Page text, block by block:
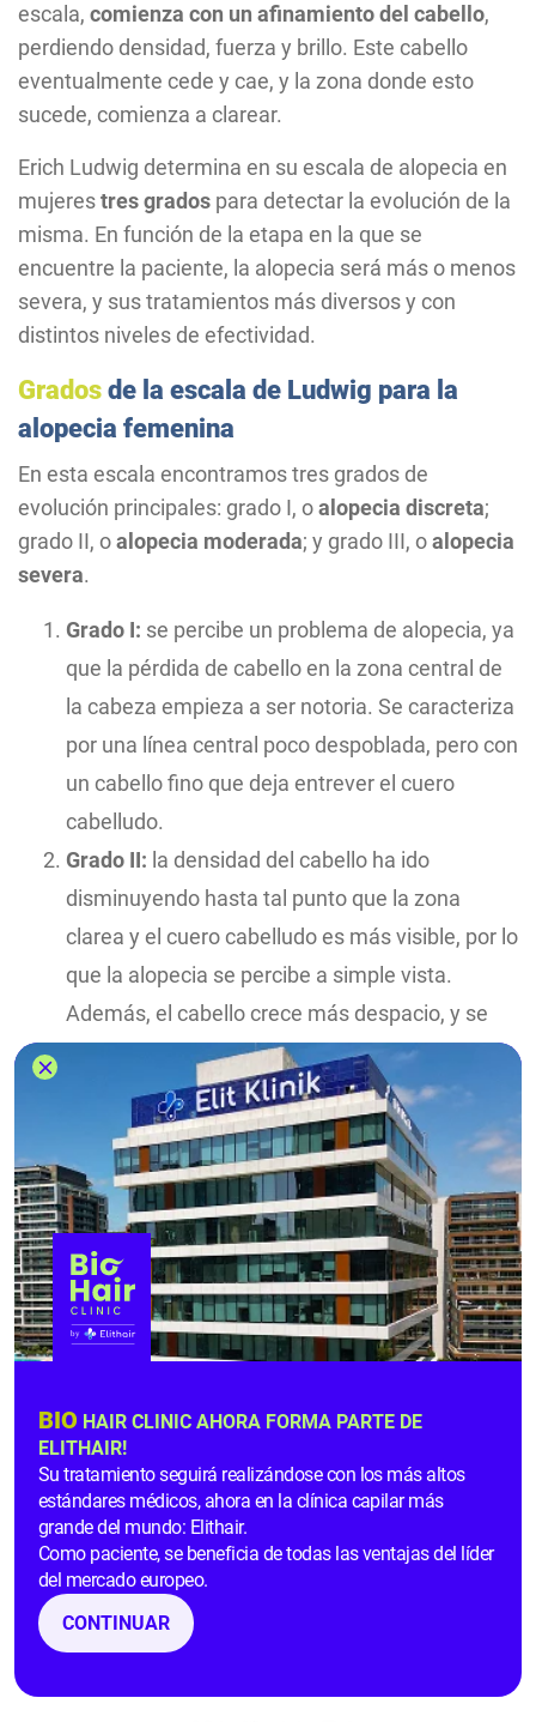
escala, comienza con un afinamiento del cabello,
perdiendo densidad, fuerza y brillo. Este cabello
eventualmente cede y cae, y la zona donde esto
sucede, comienza a clarear.
Erich Ludwig determina en su escala de alopecia en
mujerestres grados para detectar la evolución de la
misma. En función de la etapa en la que se
encuentre la paciente, la alopecia será más o menos
severa, y sus tratamientos más diversos y con
distintos niveles de efectividad.
Grados de la escala de Ludwig para la
alopecia femenina
En esta escala encontramos tres grados de
evolución principales: grado I, oalopecia discreta;
grado II, oalopecia moderada; y grado III, oalopecia
severa.
Grado I: se percibe un problema de alopecia, ya
que la pérdida de cabello en la zona central de
la cabeza empieza a ser notoria. Se caracteriza
por una línea central poco despoblada, pero con
un cabello fino que deja entrever el cuero
cabelludo.
Grado II: la densidad del cabello ha ido
disminuyendo hasta tal punto que la zona
clarea y el cuero cabelludo es más visible, por lo
que la alopecia se percibe a simple vista.
Además, el cabello crece más despacio, y se
encuentra fino y débil.
Grado III:la densidad del cabello es tan baja
que la parte superior de la cabeza es
perfectamente visible, tomando una forma
circular similar propia de la alopecia
androgénica masculina. La calvicie se
generaliza en toda la parte superior de la
cabeza y es más difícil de solucionar. Sin
embargo, un porcentaje muy bajo de mujeres
Esta escala es muy ilustrativa para analizar la
evolución de la alopecia femenina.Se recomienda
que aquellas mujeres que se perciban en el
acudan inmediatamente a un especialista, ya que
en ese estadio los tratamientos son más efectivos.
Laescala de Savin
BIO HAIR CLINIC AHORA FORMA PARTE DE
ELITHAIR!
Su tratamiento seguirá realizándose con los más altos
estándares médicos, ahora en la clínica capilar más
grande del mundo: Elithair.
Como paciente, se beneficia de todas las ventajas del líder
del mercado europeo.
CONTINUAR